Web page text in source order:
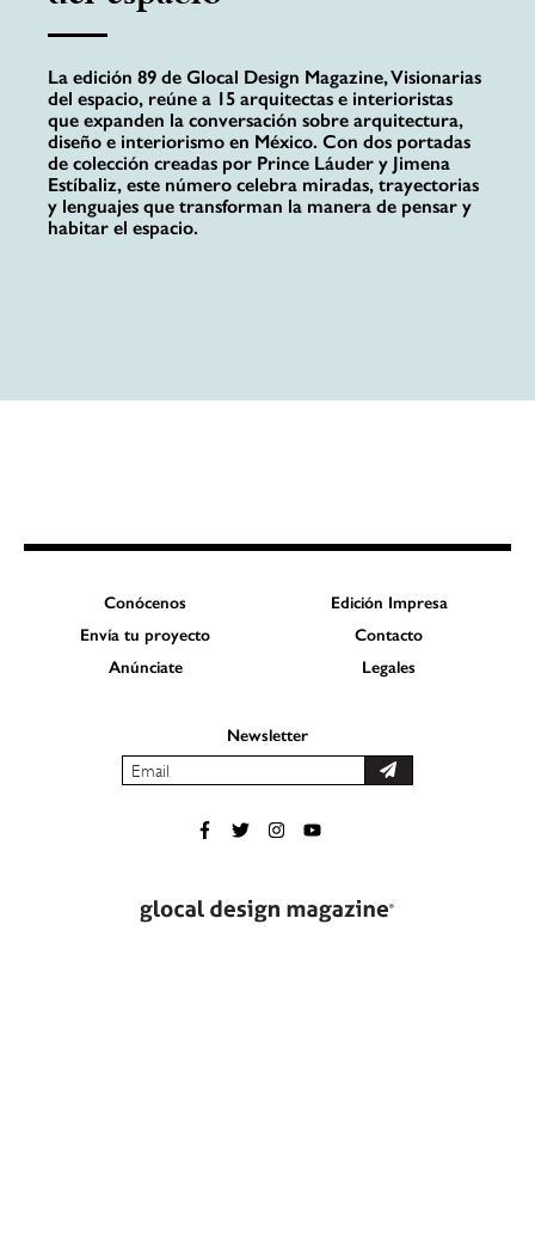
La edición 89 de Glocal Design Magazine, Visionarias
del espacio, reúne a 15 arquitectas e interioristas
que expanden la conversación sobre arquitectura,
diseño e interiorismo en México. Con dos portadas
de colección creadas por Prince Láuder y Jimena
Estíbaliz, este número celebra miradas, trayectorias
y lenguajes que transforman la manera de pensar y
habitar el espacio.
Conócenos
Edición Impresa
Envía tu proyecto
Contacto
Anúnciate
Legales
Newsletter